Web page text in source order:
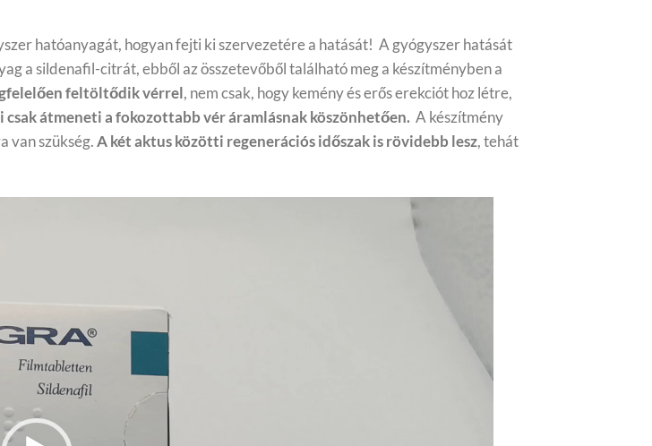
hatóanyagát, hogyan fejti ki szervezetére a hatását! A gyógyszer hatását
a sildenafil-citrát, ebből az összetevőből található meg a készítményben a
feltöltődik vérrel, nem csak, hogy kemény és erős erekciót hoz létre,
átmeneti a fokozottabb vér áramlásnak köszönhetően. A készítmény
van szükség.A két aktus közötti regenerációs időszak is rövidebb lesz, tehát